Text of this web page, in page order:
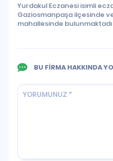
Yurdakul Eczanesi isimli
Gaziosmanpaşa ilçesinde
mahallesinde
BU FİRMA HAKKINDA